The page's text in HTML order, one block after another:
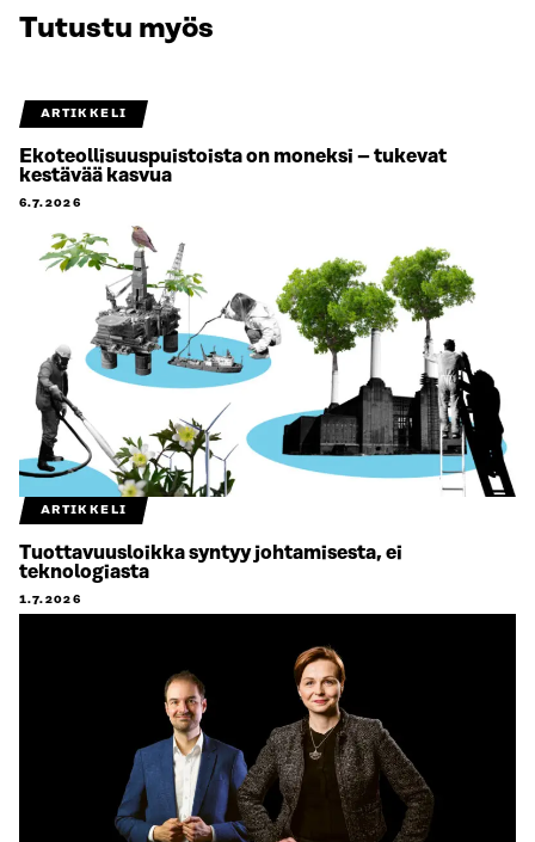
Tutustu myös
ARTIKKELI
Ekoteollisuuspuistoista on moneksi – tukevat
kestävää kasvua
6.7.2026
ARTIKKELI
Tuottavuusloikka syntyy johtamisesta, ei
teknologiasta
1.7.2026